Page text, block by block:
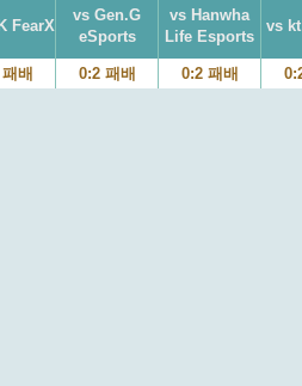
FearX
vs Gen.G
eSports
vs Hanwha
Life Esports
vs
배 0:2 패배 0:2 패배